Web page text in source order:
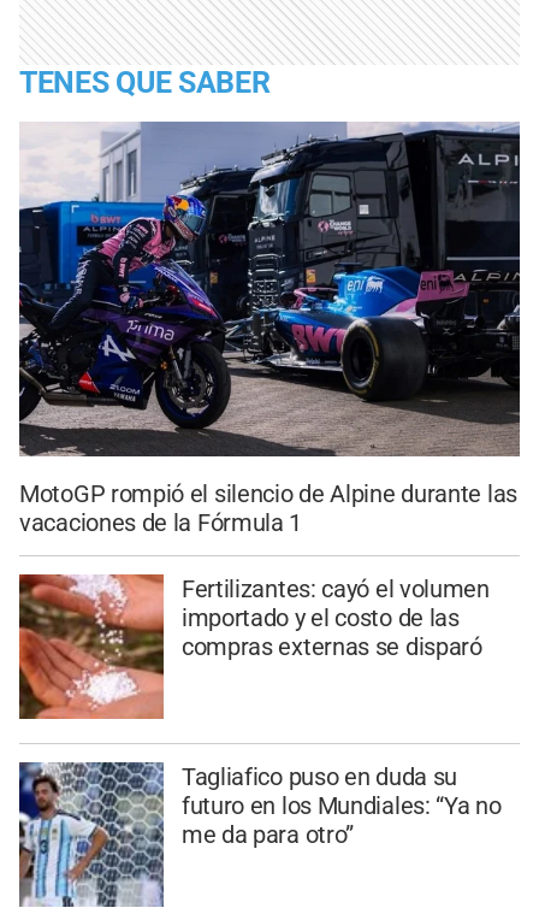
TENES QUE SABER
MotoGP rompió el silencio de Alpine durante las
vacaciones de la Fórmula 1
Fertilizantes: cayó el volumen
importado y el costo de las
compras externas se disparó
Tagliafico puso en duda su
futuro en los Mundiales: “Ya no
me da para otro”